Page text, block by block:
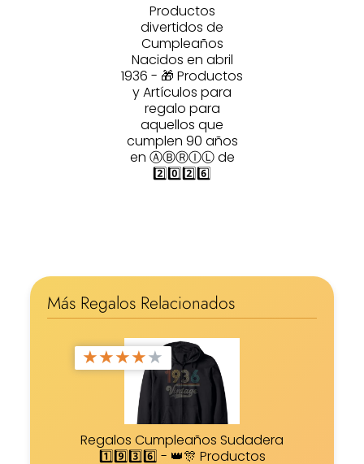
Productos
divertidos de
Cumpleaños
Nacidos en abril
1936 - 🎁 Productos
y Artículos para
regalo para
aquellos que
cumplen 90 años
en ⒶⒷⓇⒾⓁ de
2️⃣0️⃣2️⃣6️⃣
Más Regalos Relacionados
★★★★★
Regalos Cumpleaños Sudadera
1️⃣9️⃣3️⃣6️⃣ - 👑🎊 Productos